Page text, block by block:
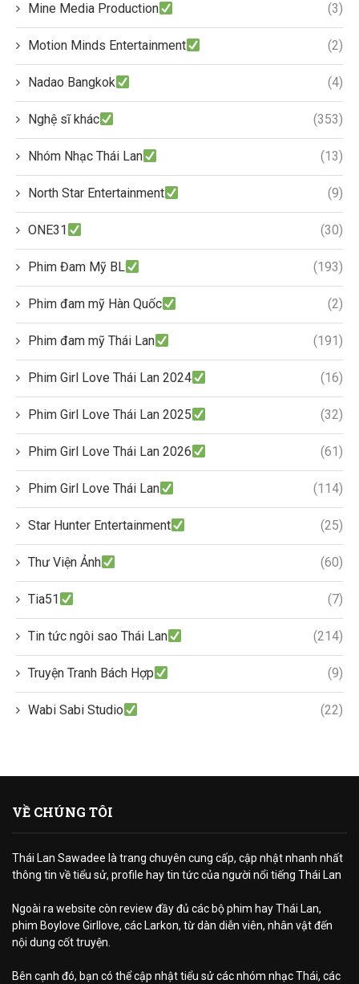
Mine Media Production (3)
Motion Minds Entertainment (2)
Nadao Bangkok (4)
Nghệ sĩ khác (353)
Nhóm Nhạc Thái Lan (13)
North Star Entertainment (9)
ONE31 (30)
Phim Đam Mỹ BL (193)
Phim đam mỹ Hàn Quốc (2)
Phim đam mỹ Thái Lan (191)
Phim Girl Love Thái Lan 2024 (16)
Phim Girl Love Thái Lan 2025 (32)
Phim Girl Love Thái Lan 2026 (61)
Phim Girl Love Thái Lan (114)
Star Hunter Entertainment (25)
Thư Viện Ảnh (60)
Tia51 (7)
Tin tức ngôi sao Thái Lan (214)
Truyện Tranh Bách Hợp (9)
Wabi Sabi Studio (22)
VỀ CHÚNG TÔI
Thái Lan Sawadee là trang chuyên cung cấp, cập nhật nhanh nhất
thông tin về tiểu sử, profile hay tin tức của người nổi tiếng Thái Lan
Ngoài ra website còn review đầy đủ các bộ phim hay Thái Lan,
phim Boylove Girllove, các Larkon, từ dàn diễn viên, nhân vật đến
nội dung cốt truyện.
Bên cạnh đó, bạn có thể cập nhật tiểu sử các nhóm nhạc Thái, các